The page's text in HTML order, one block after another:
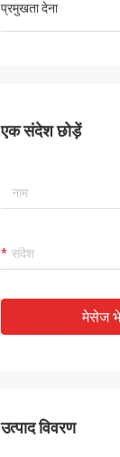
प्रमुखता देना
एक संदेश छोड़ें
मेसेज
उत्पाद विवरण